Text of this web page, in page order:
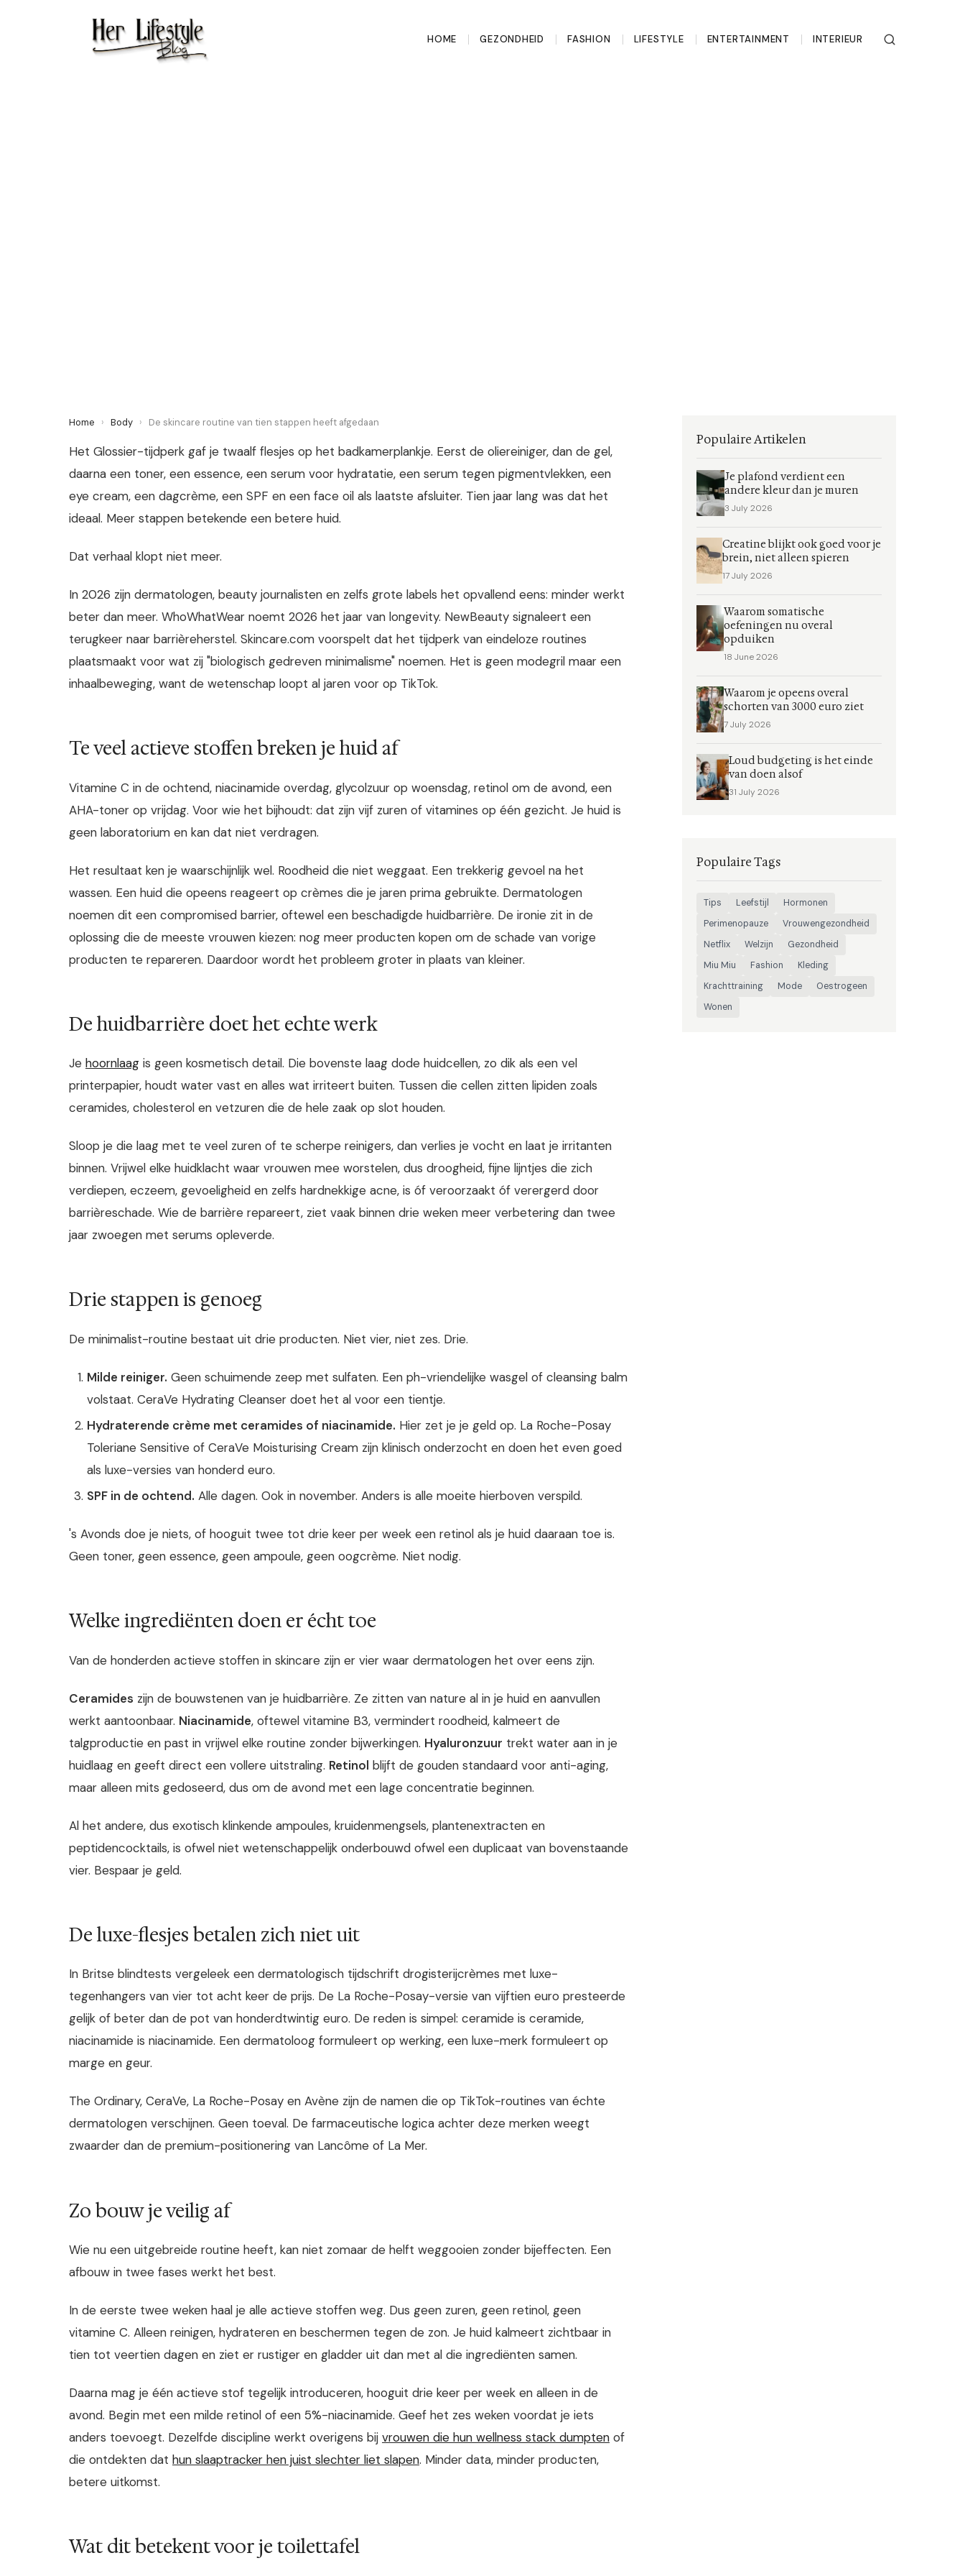
HOME GEZONDHEID FASHION LIFESTYLE ENTERTAINMENT INTERIEUR
Home › Body › De skincare routine van tien stappen heeft afgedaan
Het Glossier-tijdperk gaf je twaalf flesjes op het badkamerplankje. Eerst de oliereiniger, dan de gel,
daarna een toner, een essence, een serum voor hydratatie, een serum tegen pigmentvlekken, een
eye cream, een dagcrème, een SPF en een face oil als laatste afsluiter. Tien jaar lang was dat het
ideaal. Meer stappen betekende een betere huid.
Dat verhaal klopt niet meer.
In 2026 zijn dermatologen, beauty journalisten en zelfs grote labels het opvallend eens: minder werkt
beter dan meer. WhoWhatWear noemt 2026 het jaar van longevity. NewBeauty signaleert een
terugkeer naar barrièreherstel. Skincare.com voorspelt dat het tijdperk van eindeloze routines
plaatsmaakt voor wat zij "biologisch gedreven minimalisme" noemen. Het is geen modegril maar een
inhaalbeweging, want de wetenschap loopt al jaren voor op TikTok.
Te veel actieve stoffen breken je huid af
Vitamine C in de ochtend, niacinamide overdag, glycolzuur op woensdag, retinol om de avond, een
AHA-toner op vrijdag. Voor wie het bijhoudt: dat zijn vijf zuren of vitamines op één gezicht. Je huid is
geen laboratorium en kan dat niet verdragen.
Het resultaat ken je waarschijnlijk wel. Roodheid die niet weggaat. Een trekkerig gevoel na het
wassen. Een huid die opeens reageert op crèmes die je jaren prima gebruikte. Dermatologen
noemen dit een compromised barrier, oftewel een beschadigde huidbarrière. De ironie zit in de
oplossing die de meeste vrouwen kiezen: nog meer producten kopen om de schade van vorige
producten te repareren. Daardoor wordt het probleem groter in plaats van kleiner.
De huidbarrière doet het echte werk
Je hoornlaag is geen kosmetisch detail. Die bovenste laag dode huidcellen, zo dik als een vel
printerpapier, houdt water vast en alles wat irriteert buiten. Tussen die cellen zitten lipiden zoals
ceramides, cholesterol en vetzuren die de hele zaak op slot houden.
Sloop je die laag met te veel zuren of te scherpe reinigers, dan verlies je vocht en laat je irritanten
binnen. Vrijwel elke huidklacht waar vrouwen mee worstelen, dus droogheid, fijne lijntjes die zich
verdiepen, eczeem, gevoeligheid en zelfs hardnekkige acne, is óf veroorzaakt óf verergerd door
barrièreschade. Wie de barrière repareert, ziet vaak binnen drie weken meer verbetering dan twee
jaar zwoegen met serums opleverde.
Drie stappen is genoeg
De minimalist-routine bestaat uit drie producten. Niet vier, niet zes. Drie.
Milde reiniger. Geen schuimende zeep met sulfaten. Een ph-vriendelijke wasgel of cleansing balm
volstaat. CeraVe Hydrating Cleanser doet het al voor een tientje.
Hydraterende crème met ceramides of niacinamide. Hier zet je je geld op. La Roche-Posay
Toleriane Sensitive of CeraVe Moisturising Cream zijn klinisch onderzocht en doen het even goed
als luxe-versies van honderd euro.
SPF in de ochtend. Alle dagen. Ook in november. Anders is alle moeite hierboven verspild.
's Avonds doe je niets, of hooguit twee tot drie keer per week een retinol als je huid daaraan toe is.
Geen toner, geen essence, geen ampoule, geen oogcrème. Niet nodig.
Welke ingrediënten doen er écht toe
Van de honderden actieve stoffen in skincare zijn er vier waar dermatologen het over eens zijn.
Ceramides zijn de bouwstenen van je huidbarrière. Ze zitten van nature al in je huid en aanvullen
werkt aantoonbaar. Niacinamide, oftewel vitamine B3, vermindert roodheid, kalmeert de
talgproductie en past in vrijwel elke routine zonder bijwerkingen. Hyaluronzuur trekt water aan in je
huidlaag en geeft direct een vollere uitstraling. Retinol blijft de gouden standaard voor anti-aging,
maar alleen mits gedoseerd, dus om de avond met een lage concentratie beginnen.
Al het andere, dus exotisch klinkende ampoules, kruidenmengsels, plantenextracten en
peptidencocktails, is ofwel niet wetenschappelijk onderbouwd ofwel een duplicaat van bovenstaande
vier. Bespaar je geld.
De luxe-flesjes betalen zich niet uit
In Britse blindtests vergeleek een dermatologisch tijdschrift drogisterijcrèmes met luxe-
tegenhangers van vier tot acht keer de prijs. De La Roche-Posay-versie van vijftien euro presteerde
gelijk of beter dan de pot van honderdtwintig euro. De reden is simpel: ceramide is ceramide,
niacinamide is niacinamide. Een dermatoloog formuleert op werking, een luxe-merk formuleert op
marge en geur.
The Ordinary, CeraVe, La Roche-Posay en Avène zijn de namen die op TikTok-routines van échte
dermatologen verschijnen. Geen toeval. De farmaceutische logica achter deze merken weegt
zwaarder dan de premium-positionering van Lancôme of La Mer.
Zo bouw je veilig af
Wie nu een uitgebreide routine heeft, kan niet zomaar de helft weggooien zonder bijeffecten. Een
afbouw in twee fases werkt het best.
In de eerste twee weken haal je alle actieve stoffen weg. Dus geen zuren, geen retinol, geen
vitamine C. Alleen reinigen, hydrateren en beschermen tegen de zon. Je huid kalmeert zichtbaar in
tien tot veertien dagen en ziet er rustiger en gladder uit dan met al die ingrediënten samen.
Daarna mag je één actieve stof tegelijk introduceren, hooguit drie keer per week en alleen in de
avond. Begin met een milde retinol of een 5%-niacinamide. Geef het zes weken voordat je iets
anders toevoegt. Dezelfde discipline werkt overigens bij vrouwen die hun wellness stack dumpten of
die ontdekten dat hun slaaptracker hen juist slechter liet slapen. Minder data, minder producten,
betere uitkomst.
Wat dit betekent voor je toilettafel
Populaire Artikelen
Je plafond verdient een
andere kleur dan je muren
3 July 2026
Creatine blijkt ook goed voor je
brein, niet alleen spieren
17 July 2026
Waarom somatische
oefeningen nu overal
opduiken
18 June 2026
Waarom je opeens overal
schorten van 3000 euro ziet
7 July 2026
Loud budgeting is het einde
van doen alsof
31 July 2026
Populaire Tags
Tips Leefstijl
Hormonen
Perimenopauze
Vrouwengezondheid
Netflix
Welzijn
Gezondheid
Miu Miu
Fashion
Kleding
Krachttraining
Mode
Oestrogeen
Wonen